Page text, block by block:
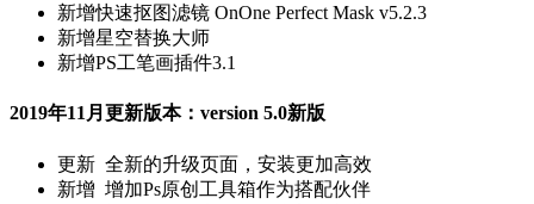
新增快速抠图滤镜 OnOne Perfect Mask v5.2.3
新增星空替换大师
新增PS工笔画插件3.1
2019年11月更新版本：version 5.0新版
更新 全新的升级页面，安装更加高效
新增 增加Ps原创工具箱作为搭配伙伴